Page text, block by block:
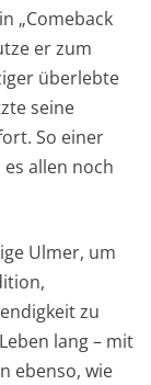
„Comeback
er zum
überlebte
seine
So einer
allen noch
Ulmer, um
zu
lang – mit
ebenso, wie